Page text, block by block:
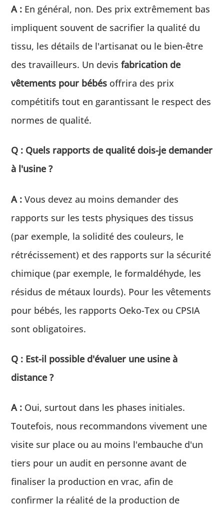
A : En général, non. Des prix extrêmement bas
impliquent souvent de sacrifier la qualité du
tissu, les détails de l'artisanat ou le bien-être
des travailleurs. Un devisfabrication de
vêtements pour bébés offrira des prix
compétitifs tout en garantissant le respect des
normes de qualité.
Q : Quels rapports de qualité dois-je demander
à l'usine ?
A : Vous devez au moins demander des
rapports sur les tests physiques des tissus
(par exemple, la solidité des couleurs, le
rétrécissement) et des rapports sur la sécurité
chimique (par exemple, le formaldéhyde, les
résidus de métaux lourds). Pour les vêtements
pour bébés, les rapports Oeko-Tex ou CPSIA
sont obligatoires.
Q : Est-il possible d'évaluer une usine à
distance ?
A : Oui, surtout dans les phases initiales.
Toutefois, nous recommandons vivement une
visite sur place ou au moins l'embauche d'un
tiers pour un audit en personne avant de
finaliser la production en vrac, afin de
confirmer la réalité de la production de